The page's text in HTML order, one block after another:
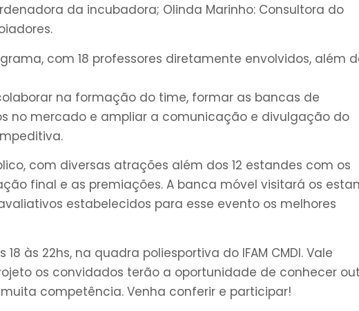
da incubadora; Olinda Marinho: Consultora do
com 18 professores diretamente envolvidos, além
na formação do time, formar as bancas de
no mercado e ampliar a comunicação e divulgação do
com diversas atrações além dos 12 estandes com os
final e as premiações. A banca móvel visitará os
estabelecidos para esse evento os melhores
às 22hs, na quadra poliesportiva do IFAM CMDI. Vale
os convidados terão a oportunidade de conhecer
competência. Venha conferir e participar!